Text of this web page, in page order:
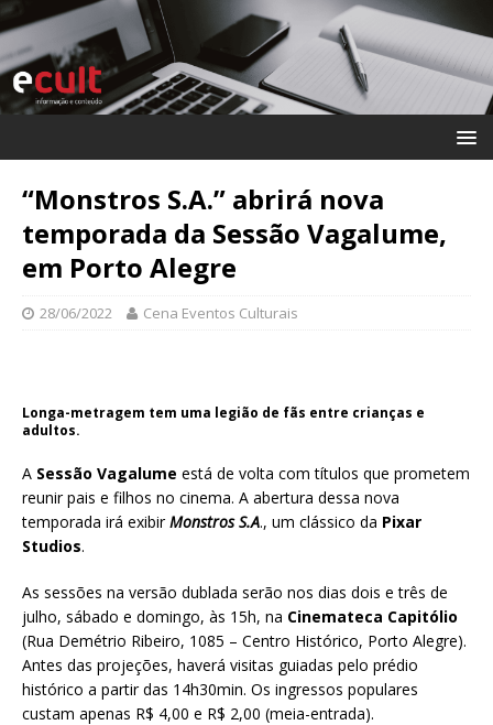
“Monstros S.A.” abrirá nova
temporada da Sessão Vagalume,
em Porto Alegre
28/06/2022 Cena Eventos Culturais
Longa-metragem tem uma legião de fãs entre crianças e
adultos.
A Sessão Vagalume está de volta com títulos que prometem
reunir pais e filhos no cinema. A abertura dessa nova
temporada irá exibirMonstros S.A., um clássico da Pixar
Studios.
As sessões na versão dublada serão nos dias dois e três de
julho, sábado e domingo, às 15h, na Cinemateca Capitólio
(Rua Demétrio Ribeiro, 1085 – Centro Histórico, Porto Alegre).
Antes das projeções, haverá visitas guiadas pelo prédio
histórico a partir das 14h30min. Os ingressos populares
custam apenas R$ 4,00 e R$ 2,00 (meia-entrada).